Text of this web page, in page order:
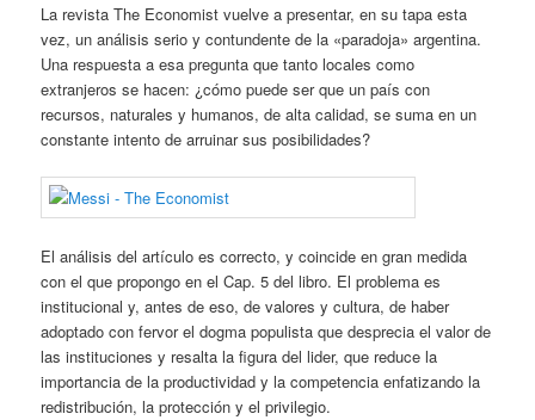
La revista The Economist vuelve a presentar, en su tapa esta
vez, un análisis serio y contundente de la «paradoja» argentina.
Una respuesta a esa pregunta que tanto locales como
extranjeros se hacen: ¿cómo puede ser que un país con
recursos, naturales y humanos, de alta calidad, se suma en un
constante intento de arruinar sus posibilidades?
El análisis del artículo es correcto, y coincide en gran medida
con el que propongo en el Cap. 5 del libro. El problema es
institucional y, antes de eso, de valores y cultura, de haber
adoptado con fervor el dogma populista que desprecia el valor de
las instituciones y resalta la figura del lider, que reduce la
importancia de la productividad y la competencia enfatizando la
redistribución, la protección y el privilegio.